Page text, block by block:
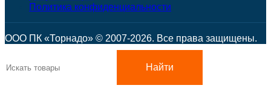
Политика конфиденциальности
ООО ПК «Торнадо» © 2007-2026. Все права защищены.
Найти